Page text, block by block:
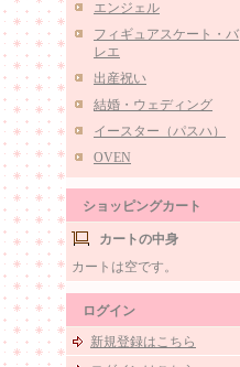
エンジェル
フィギュアスケート・バ
レエ
出産祝い
結婚・ウェディング
イースター（パスハ）
OVEN
ショッピングカート
カートの中身
カートは空です。
ログイン
新規登録はこちら